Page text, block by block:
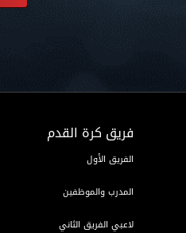
فريق كرة القدم
الفريق الأول
المدرب والموظفين
لاعبي الفريق الثاني